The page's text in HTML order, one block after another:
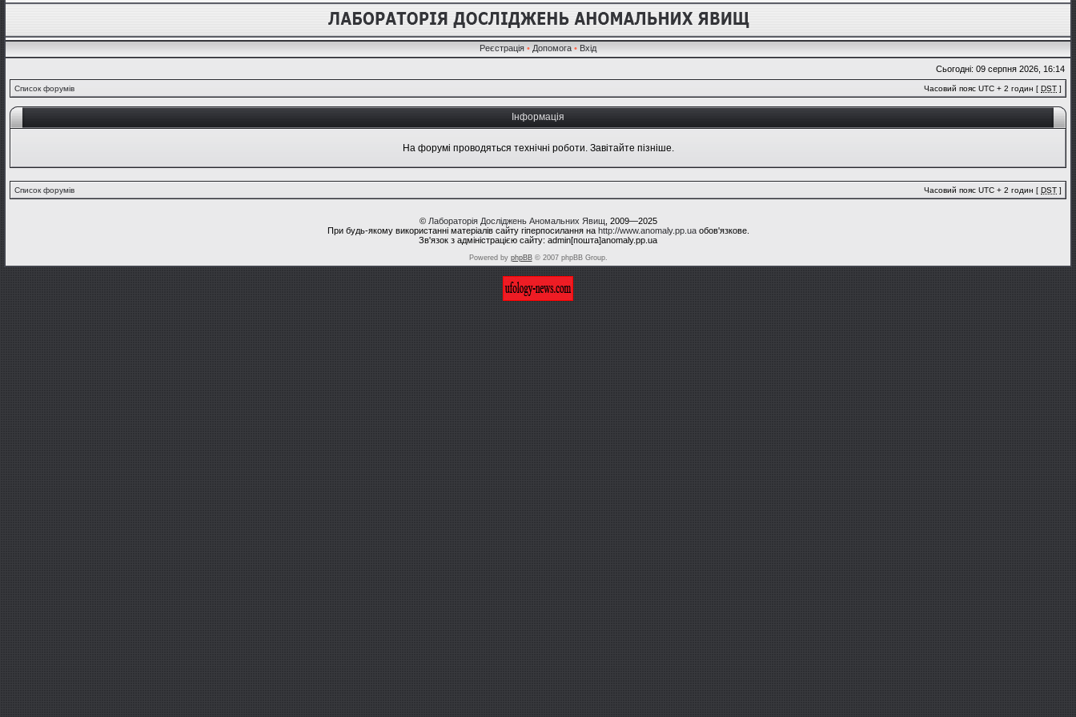
Реєстрація • Допомога • Вхід
Сьогодні: 09 серпня 2026, 16:14
Список форумів Часовий пояс UTC + 2 годин [ DST ]
Інформація
На форумі проводяться технічні роботи. Завітайте пізніше.
Список форумів Часовий пояс UTC + 2 годин [ DST ]
© Лабораторія Досліджень Аномальних Явищ , 2009—2025
При будь-якому використанні матеріалів сайту гіперпосилання на http://www.anomaly.pp.uaобов'язкове.
Зв'язок з адміністрацією сайту: admin[пошта]anomaly.pp.ua
Powered by phpBB© 2007 phpBB Group.